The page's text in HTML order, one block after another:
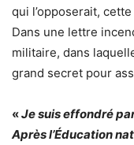
qui l’opposerait,
Dans une lettre
militaire, dans
grand secret pour
«Je suis effondré
Après l’Éducation